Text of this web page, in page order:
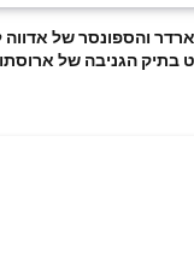
והספונסר של אדווה
בתיק הגניבה של